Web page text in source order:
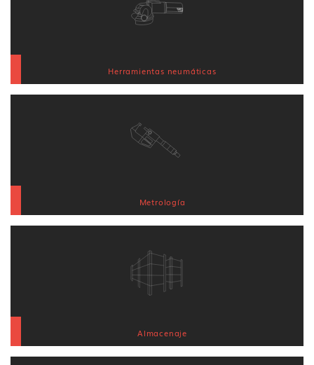
Herramientas neumáticas
Metrología
Almacenaje